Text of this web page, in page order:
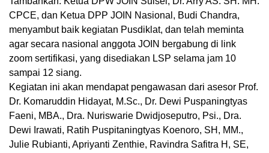
CPCE, dan Ketua DPP JOIN Nasional, Budi Chandra,
menyambut baik kegiatan Pusdiklat, dan telah meminta
agar secara nasional anggota JOIN bergabung di link
zoom sertifikasi, yang disediakan LSP selama jam 10
sampai 12 siang.
Kegiatan ini akan mendapat pengawasan dari asesor Prof.
Dr. Komaruddin Hidayat, M.Sc., Dr. Dewi Puspaningtyas
Faeni, MBA., Dra. Nuriswarie Dwidjoseputro, Psi., Dra.
Dewi Irawati, Ratih Puspitaningtyas Koenoro, SH, MM.,
Julie Rubianti, Apriyanti Zenthie, Ravindra Safitra H, SE,